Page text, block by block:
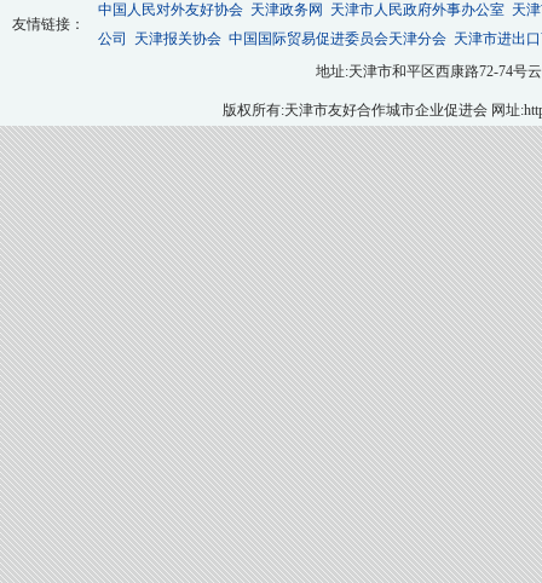
友情链接：
中国人民对外友好协会 天津政务网 天津市人民政府外事办公室 天
公司
天津报关协会 中国国际贸易促进委员会天津分会 天津市进出
地址:天津市和平区西康路72-74号云
版权所有:天津市友好合作城市企业促进会 网址